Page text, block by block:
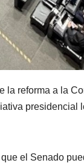
la reforma a la
presidencial
el Senado